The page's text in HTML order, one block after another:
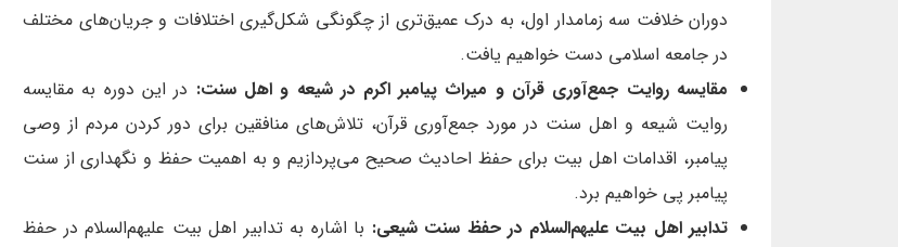
دوران خلافت سه زمامدار اول، به درک عمیق‌تری از چگونگی شکل‌گیری اختلافات و جریان‌های مختلف
در جامعه اسلامی دست خواهیم یافت.
مقایسه روایت جمع‌آوری قرآن و میراث پیامبر اکرم در شیعه و اهل سنت: در این دوره به مقایسه
روایت شیعه و اهل سنت در مورد جمع‌آوری قرآن، تلاش‌های منافقین برای دور کردن مردم از وصی
پیامبر، اقدامات اهل بیت برای حفظ احادیث صحیح می‌پردازیم و به اهمیت حفظ و نگهداری از سنت
پیامبر پی خواهیم برد.
تدابیر اهل بیت علیهم‌السلام در حفظ سنت شیعی: با اشاره به تدابیر اهل بیت علیهم‌السلام در حفظ